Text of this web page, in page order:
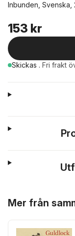
Inbunden, Svenska,
153 kr
Skickas . Fri frakt
Mer från